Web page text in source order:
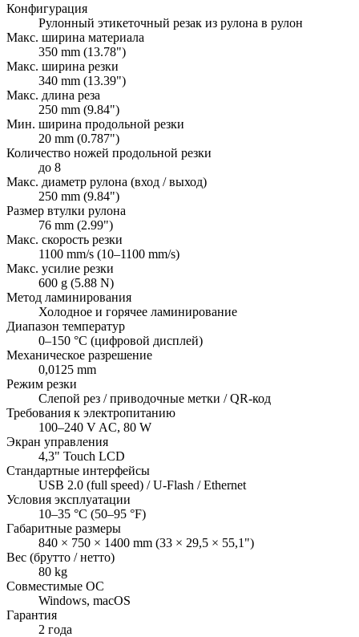
Конфигурация
Рулонный этикеточный резак из рулона в рулон
Макс. ширина материала
350 mm (13.78")
Макс. ширина резки
340 mm (13.39")
Макс. длина реза
250 mm (9.84")
Мин. ширина продольной резки
20 mm (0.787")
Количество ножей продольной резки
до 8
Макс. диаметр рулона (вход / выход)
250 mm (9.84")
Размер втулки рулона
76 mm (2.99")
Макс. скорость резки
1100 mm/s (10–1100 mm/s)
Макс. усилие резки
600 g (5.88 N)
Метод ламинирования
Холодное и горячее ламинирование
Диапазон температур
0–150 °C (цифровой дисплей)
Механическое разрешение
0,0125 mm
Режим резки
Слепой рез / приводочные метки / QR-код
Требования к электропитанию
100–240 V AC, 80 W
Экран управления
4,3" Touch LCD
Стандартные интерфейсы
USB 2.0 (full speed) / U-Flash / Ethernet
Условия эксплуатации
10–35 °C (50–95 °F)
Габаритные размеры
840 × 750 × 1400 mm (33 × 29,5 × 55,1")
Вес (брутто / нетто)
80 kg
Совместимые ОС
Windows, macOS
Гарантия
2 года